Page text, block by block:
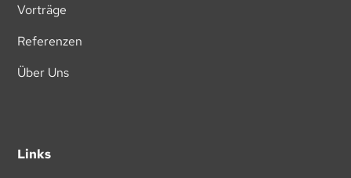
Vorträge
Referenzen
Über Uns
Links